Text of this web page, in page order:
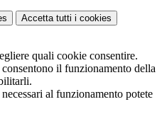
Accetta tutti i cookies
quali cookie consentire.
il funzionamento della
al funzionamento potete